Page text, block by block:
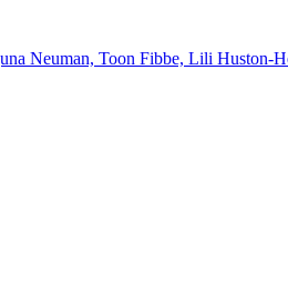
Neuman, Toon Fibbe, Lili